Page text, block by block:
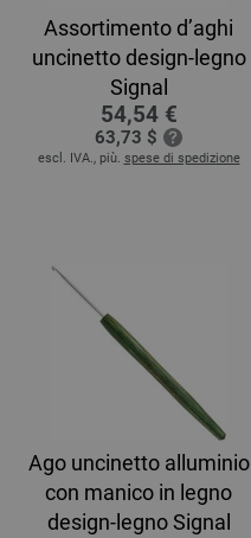
Assortimento d’aghi
uncinetto design-legno
Signal
54,54 €
63,73 $
escl. IVA., più. spese di spedizione
Ago uncinetto alluminio
con manico in legno
design-legno Signal